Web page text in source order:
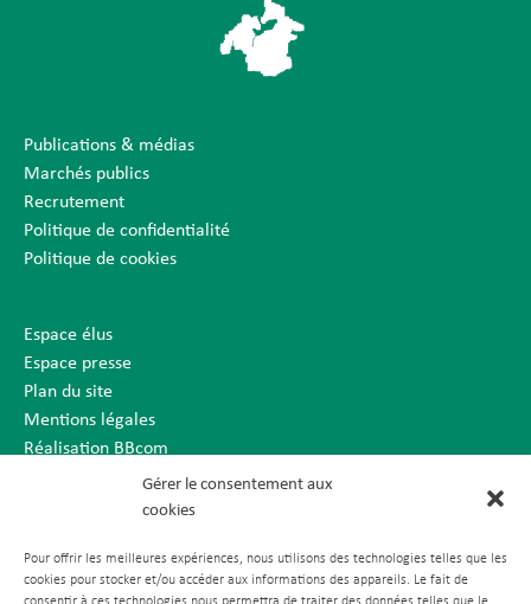
Gérer le consentement aux
cookies
Pour offrir les meilleures expériences, nous utilisons des technologies telles que les
cookies pour stocker et/ou accéder aux informations des appareils. Le fait de
Publications & médias
Marchés publics
Recrutement
Politique de confidentialité
Politique de cookies
Espace élus
Espace presse
Plan du site
Mentions légales
Réalisation BBcom